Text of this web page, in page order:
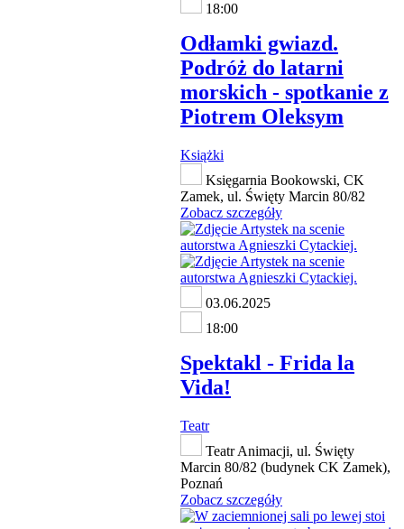
18:00
Odłamki gwiazd.
Podróż do latarni
morskich - spotkanie z
Piotrem Oleksym
Książki
Księgarnia Bookowski, CK
Zamek, ul. Święty Marcin 80/82
Zobacz szczegóły
03.06.2025
18:00
Spektakl - Frida la
Vida!
Teatr
Teatr Animacji, ul. Święty
Marcin 80/82 (budynek CK Zamek),
Poznań
Zobacz szczegóły